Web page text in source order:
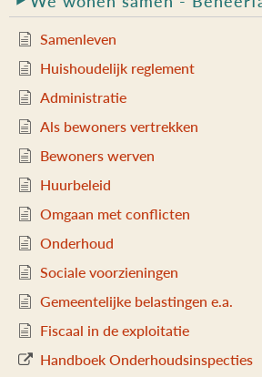
Samenleven
Huishoudelijk reglement
Administratie
Als bewoners vertrekken
Bewoners werven
Huurbeleid
Omgaan met conflicten
Onderhoud
Sociale voorzieningen
Gemeentelijke belastingen e.a.
Fiscaal in de exploitatie
Handboek Onderhoudsinspecties